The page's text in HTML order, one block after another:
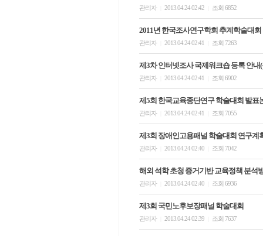
관리자 2013.04.24 02:42 조회 6852
2011년 한국조사연구학회 추계학술대회
관리자 2013.04.24 02:41 조회 7263
제3차 인터넷조사 국제워크숍 등록 안내
관리자 2013.04.24 02:41 조회 6902
제5회 한국교육종단연구 학술대회 발표
관리자 2013.04.24 02:41 조회 7055
제3회 장애인고용패널 학술대회 연구계
관리자 2013.04.24 02:40 조회 7042
해외 석학 초청 증거기반 교육정책 분석
관리자 2013.04.24 02:40 조회 6936
제3회 국민노후보장패널 학술대회
관리자 2013.04.24 02:39 조회 7637